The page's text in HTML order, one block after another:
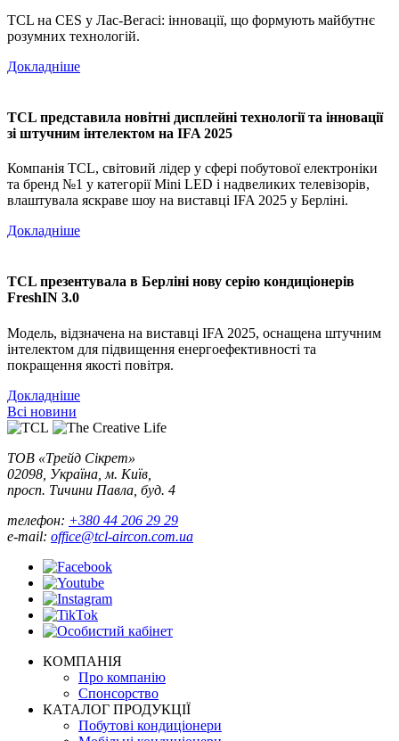
TCL на CES у Лас-Вегасі: інновації, що формують майбутнє
розумних технологій.
Докладніше
TCL представила новітні дисплейні технології та інновації
зі штучним інтелектом на IFA 2025
Компанія TCL, світовий лідер у сфері побутової електроніки
та бренд №1 у категорії Mini LED і надвеликих телевізорів,
влаштувала яскраве шоу на виставці IFA 2025 у Берліні.
Докладніше
TCL презентувала в Берліні нову серію кондиціонерів
FreshIN 3.0
Модель, відзначена на виставці IFA 2025, оснащена штучним
інтелектом для підвищення енергоефективності та
покращення якості повітря.
Докладніше
Всі новини
ТОВ «Трейд Сікрет»
02098, Україна, м. Київ,
просп. Тичини Павла, буд. 4
телефон: +380 44 206 29 29
e-mail: office@tcl-aircon.com.ua
КОМПАНІЯ
Про компанію
Спонсорство
КАТАЛОГ ПРОДУКЦІЇ
Побутові кондиціонери